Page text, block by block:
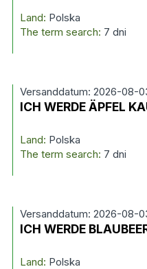
Land: Polska
The term search: 7 dni
Versanddatum: 2026-08-
ICH WERDE ÄPFEL
Land: Polska
The term search: 7 dni
Versanddatum: 2026-08-
ICH WERDE
Land: Polska